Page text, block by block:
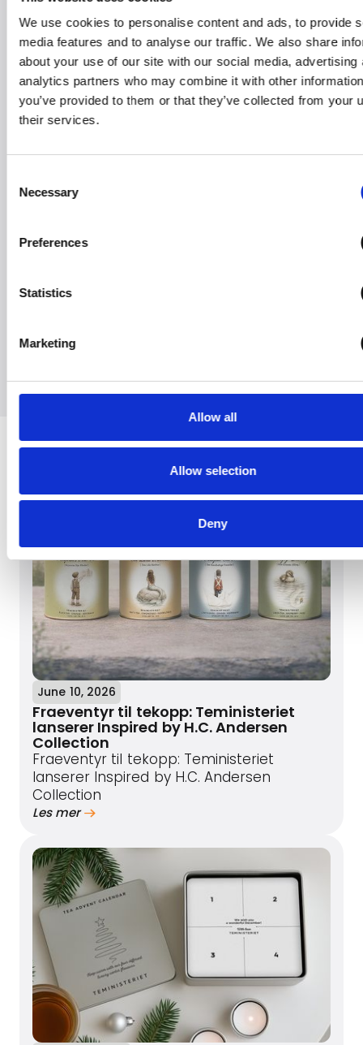
We use cookies to personalise content and ads, to provide
media features and to analyse our traffic. We also share
about your use of our site with our social media, advertising
analytics partners who may combine it with other
you’ve provided to them or that they’ve collected from your
their services.
Selection
Necessary
Preferences
Statistics
Marketing
Allow all
Allow selection
Deny
kontinuerlig nye standarder forfremragende design og
For merinformasjon om Witt, besøkWitt Denmark - Global
House.
Last ned pressemateriell
Kontakt vår presseavdeling
Seneste
June 10, 2026
Fraeventyr til tekopp: Teministeriet
lanserer Inspired by H.C. Andersen
Collection
Fraeventyr til tekopp: Teministeriet
lanserer Inspired by H.C. Andersen
Collection
Les mer